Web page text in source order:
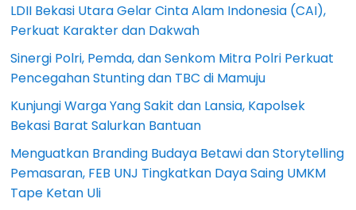
LDII Bekasi Utara Gelar Cinta Alam Indonesia (CAI),
Perkuat Karakter dan Dakwah
Sinergi Polri, Pemda, dan Senkom Mitra Polri Perkuat
Pencegahan Stunting dan TBC di Mamuju
Kunjungi Warga Yang Sakit dan Lansia, Kapolsek
Bekasi Barat Salurkan Bantuan
Menguatkan Branding Budaya Betawi dan Storytelling
Pemasaran, FEB UNJ Tingkatkan Daya Saing UMKM
Tape Ketan Uli